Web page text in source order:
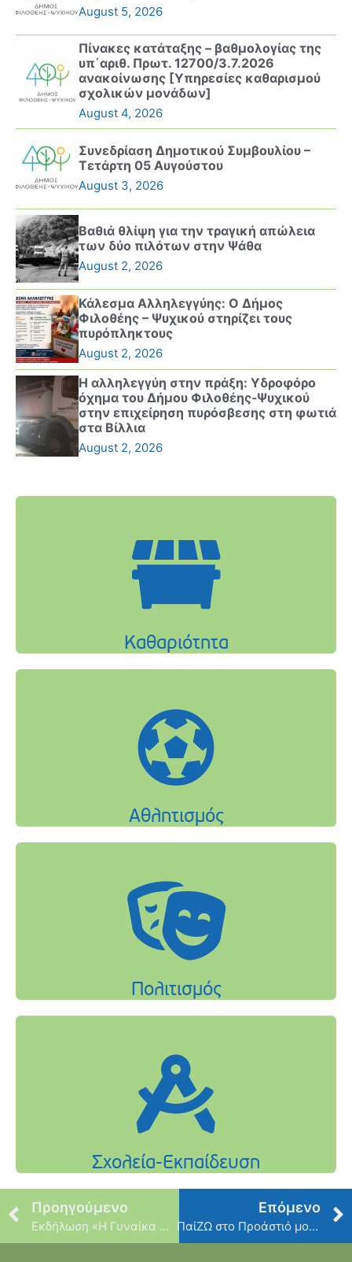
August 5, 2026
Πίνακες κατάταξης – βαθμολογίας της
υπ΄αριθ. Πρωτ. 12700/3.7.2026
ανακοίνωσης [Υπηρεσίες καθαρισμού
σχολικών μονάδων]
August 4, 2026
Συνεδρίαση Δημοτικού Συμβουλίου –
Τετάρτη 05 Αυγούστου
August 3, 2026
Βαθιά θλίψη για την τραγική απώλεια
των δύο πιλότων στην Ψάθα
August 2, 2026
Κάλεσμα Αλληλεγγύης: Ο Δήμος
Φιλοθέης – Ψυχικού στηρίζει τους
πυρόπληκτους
August 2, 2026
Η αλληλεγγύη στην πράξη: Υδροφόρο
όχημα του Δήμου Φιλοθέης-Ψυχικού
στην επιχείρηση πυρόσβεσης στη φωτιά
στα Βίλλια
August 2, 2026
Προηγούμενο
Εκδήλωση «Η Γυναίκα στο Επίκεντρο: Μητρότητα, Δημογραφική Πρόκληση, Αναπαραγωγικές Επιλογές» – Τρίτη 11 Μαρτίου
Επόμενο
ΠαίΖΩ στο Προάστιό μου: Βιωματικές Εκπαιδευτικές Δράσεις για παιδιά – Έναρξη Σάββατο 22 Μαρτίου